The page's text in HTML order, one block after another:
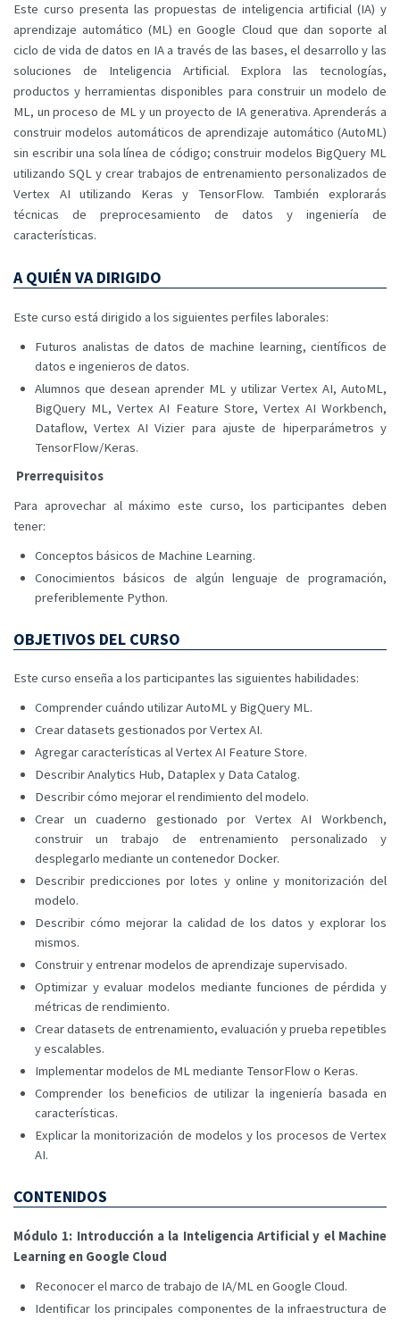
Este curso presenta las propuestas de inteligencia artificial (IA) y
aprendizaje automático (ML) en Google Cloud que dan soporte al
ciclo de vida de datos en IA a través de las bases, el desarrollo y las
soluciones de Inteligencia Artificial. Explora las tecnologías,
productos y herramientas disponibles para construir un modelo de
ML, un proceso de ML y un proyecto de IA generativa. Aprenderás a
construir modelos automáticos de aprendizaje automático (AutoML)
sin escribir una sola línea de código; construir modelos BigQuery ML
utilizando SQL y crear trabajos de entrenamiento personalizados de
Vertex AI utilizando Keras y TensorFlow. También explorarás
técnicas de preprocesamiento de datos y ingeniería de
características.
A QUIÉN VA DIRIGIDO
Este curso está dirigido a los siguientes perfiles laborales:
Futuros analistas de datos de machine learning, científicos de
datos e ingenieros de datos.
Alumnos que desean aprender ML y utilizar Vertex AI, AutoML,
BigQuery ML, Vertex AI Feature Store, Vertex AI Workbench,
Dataflow, Vertex AI Vizier para ajuste de hiperparámetros y
TensorFlow/Keras.
Prerrequisitos
Para aprovechar al máximo este curso, los participantes deben
tener:
Conceptos básicos de Machine Learning.
Conocimientos básicos de algún lenguaje de programación,
preferiblemente Python.
OBJETIVOS DEL CURSO
Este curso enseña a los participantes las siguientes habilidades:
Comprender cuándo utilizar AutoML y BigQuery ML.
Crear datasets gestionados por Vertex AI.
Agregar características al Vertex AI Feature Store.
Describir Analytics Hub, Dataplex y Data Catalog.
Describir cómo mejorar el rendimiento del modelo.
Crear un cuaderno gestionado por Vertex AI Workbench,
construir un trabajo de entrenamiento personalizado y
desplegarlo mediante un contenedor Docker.
Describir predicciones por lotes y online y monitorización del
modelo.
Describir cómo mejorar la calidad de los datos y explorar los
mismos.
Construir y entrenar modelos de aprendizaje supervisado.
Optimizar y evaluar modelos mediante funciones de pérdida y
métricas de rendimiento.
Crear datasets de entrenamiento, evaluación y prueba repetibles
y escalables.
Implementar modelos de ML mediante TensorFlow o Keras.
Comprender los beneficios de utilizar la ingeniería basada en
características.
Explicar la monitorización de modelos y los procesos de Vertex
AI.
CONTENIDOS
Módulo 1: Introducción a la Inteligencia Artificial y el Machine
Learning en Google Cloud
Reconocer el marco de trabajo de IA/ML en Google Cloud.
Identificar los principales componentes de la infraestructura de